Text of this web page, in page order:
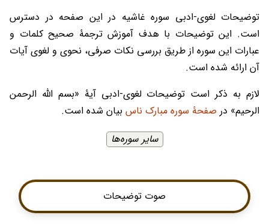
توضیحات لغوی-ادبی سوره غاشیه در این صفحه در دسترس
است. این توضیحات با هدف آموزش ترجمۀ صحیح کلمات و
عبارات این سوره از طریق بررسی نکات صرفی، نحوی و لغوی آیات
آن ارائه شده است.
لازم به ذکر است توضیحات لغوی-ادبی آیۀ «بسم الله الرحمن
الرحیم» در صفحۀ سوره مبارک ناس بیان شده است.
سایر سوره‌ها
صوت توضیحات